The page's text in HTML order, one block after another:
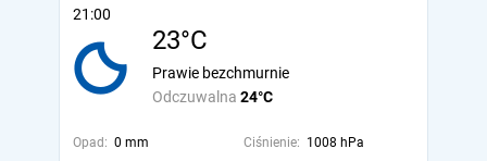
21:00
23°C
Odczuwalna 24°C
Prawie bezchmurnie
Opad: 0 mm Ciśnienie: 1008 hPa